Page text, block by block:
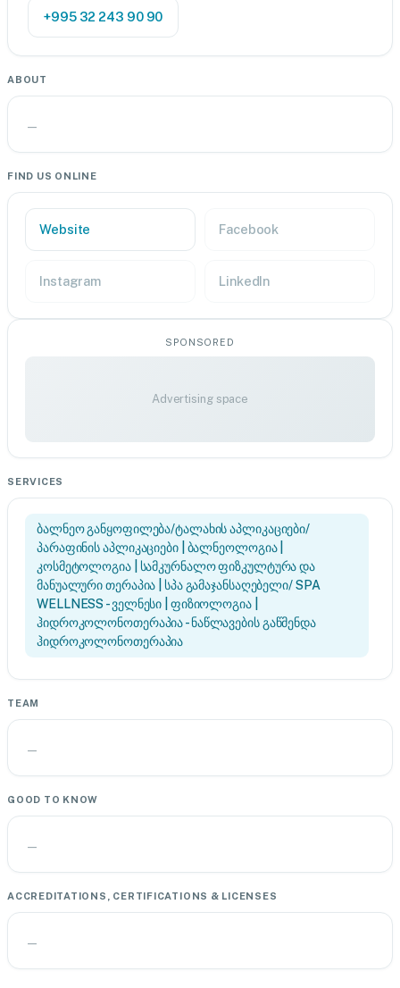
+995 32 243 90 90
ABOUT
—
FIND US ONLINE
Website Facebook
Instagram LinkedIn
SPONSORED
Advertising space
SERVICES
ბალნეო განყოფილება/ტალახის აპლიკაციები/
პარაფინის აპლიკაციები | ბალნეოლოგია |
კოსმეტოლოგია | სამკურნალო ფიზკულტურა და
მანუალური თერაპია | სპა გამაჯანსაღებელი/ SPA
WELLNESS - ველნესი | ფიზიოლოგია |
ჰიდროკოლონოთერაპია - ნაწლავების გაწმენდა
ჰიდროკოლონოთერაპია
TEAM
—
GOOD TO KNOW
—
ACCREDITATIONS, CERTIFICATIONS & LICENSES
—